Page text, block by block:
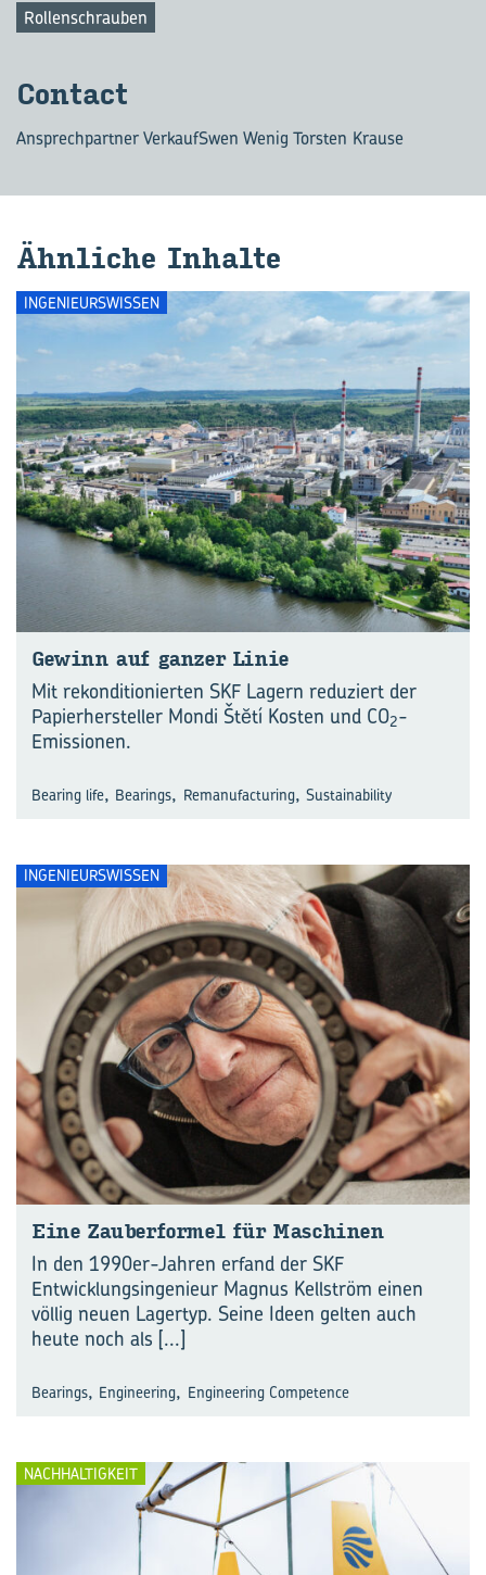
Rollenschrauben
Con­tact
Ansprechpartner VerkaufSwen Wenig Torsten Krause
Ähn­li­che In­hal­te
INGENIEURSWISSEN
Ge­winn auf gan­zer Linie
Mit rekonditionierten SKF Lagern reduziert der
Papierhersteller Mondi Štĕtí Kosten und CO2-
Emissionen.
Bearing life, Bearings, Remanufacturing, Sustainability
INGENIEURSWISSEN
Eine Zau­ber­for­mel für Ma­schi­nen
In den 1990er-Jahren erfand der SKF
Entwicklungsingenieur Magnus Kellström einen
völlig neuen Lagertyp. Seine Ideen gelten auch
heute noch als [...]
Bearings, Engineering, Engineering Competence
NACHHALTIGKEIT